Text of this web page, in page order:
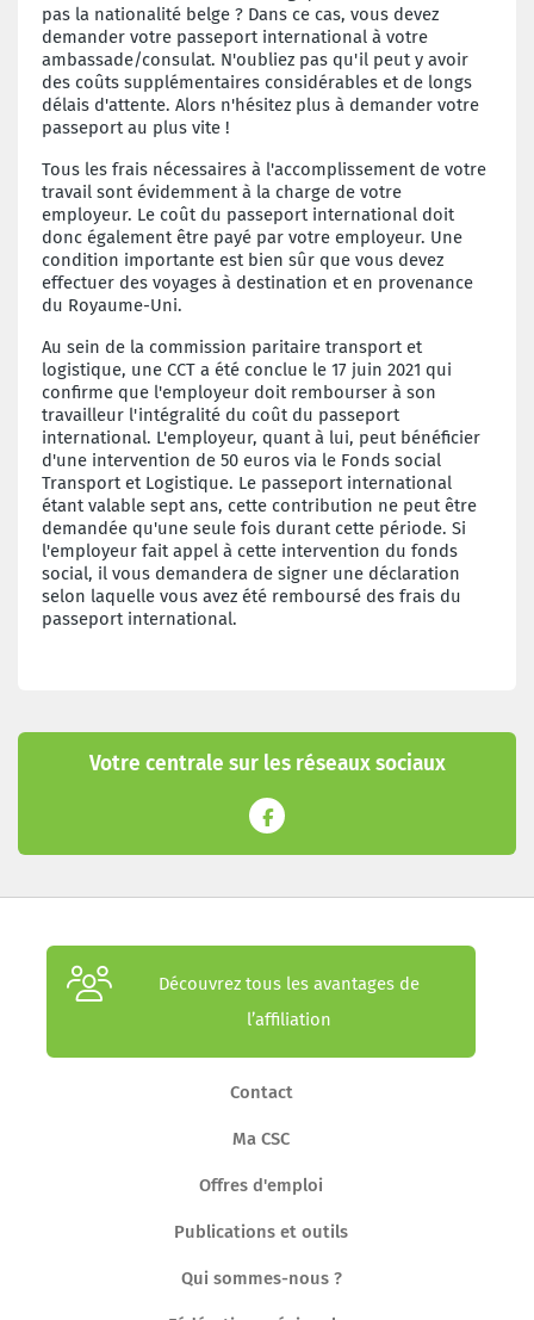
pas la nationalité belge ? Dans ce cas, vous devez
demander votre passeport international à votre
ambassade/consulat. N'oubliez pas qu'il peut y avoir
des coûts supplémentaires considérables et de longs
délais d'attente. Alors n'hésitez plus à demander votre
passeport au plus vite !
Tous les frais nécessaires à l'accomplissement de votre
travail sont évidemment à la charge de votre
employeur. Le coût du passeport international doit
donc également être payé par votre employeur. Une
condition importante est bien sûr que vous devez
effectuer des voyages à destination et en provenance
du Royaume-Uni.
Au sein de la commission paritaire transport et
logistique, une CCT a été conclue le 17 juin 2021 qui
confirme que l'employeur doit rembourser à son
travailleur l'intégralité du coût du passeport
international. L'employeur, quant à lui, peut bénéficier
d'une intervention de 50 euros via le Fonds social
Transport et Logistique. Le passeport international
étant valable sept ans, cette contribution ne peut être
demandée qu'une seule fois durant cette période. Si
l'employeur fait appel à cette intervention du fonds
social, il vous demandera de signer une déclaration
selon laquelle vous avez été remboursé des frais du
passeport international.
Votre centrale sur les réseaux sociaux
Découvrez tous les avantages de
l’affiliation
Contact
Ma CSC
Offres d'emploi
Publications et outils
Qui sommes-nous ?